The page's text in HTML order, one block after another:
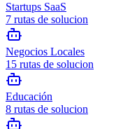
Startups SaaS
7 rutas de solucion
Negocios Locales
15 rutas de solucion
Educación
8 rutas de solucion